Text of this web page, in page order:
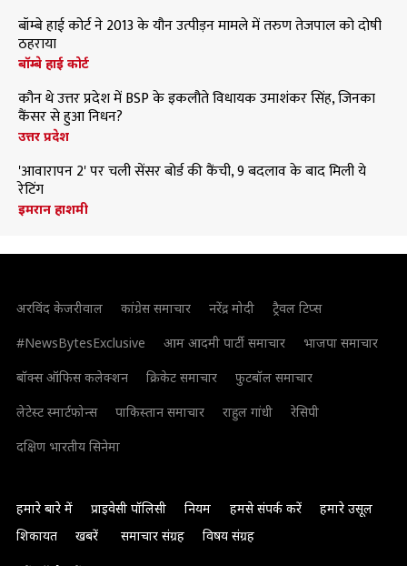
बॉम्बे हाई कोर्ट ने 2013 के यौन उत्पीड़न मामले में तरुण तेजपाल को दोषी
ठहराया
बॉम्बे हाई कोर्ट
कौन थे उत्तर प्रदेश में BSP के इकलौते विधायक उमाशंकर सिंह, जिनका
कैंसर से हुआ निधन?
उत्तर प्रदेश
'आवारापन 2' पर चली सेंसर बोर्ड की कैंची, 9 बदलाव के बाद मिली ये
रेटिंग
इमरान हाशमी
अरविंद केजरीवाल कांग्रेस समाचार नरेंद्र मोदी
ट्रैवल टिप्स
#NewsBytesExclusive
आम आदमी पार्टी समाचार
भाजपा समाचार
बॉक्स ऑफिस कलेक्शन
क्रिकेट समाचार
फुटबॉल समाचार
लेटेस्ट स्मार्टफोन्स
पाकिस्तान समाचार राहुल गांधी
रेसिपी
दक्षिण भारतीय सिनेमा
हमारे बारे में प्राइवेसी पॉलिसी नियम हमसे संपर्क करें
हमारे उसूल
शिकायत
खबरें समाचार संग्रह विषय संग्रह